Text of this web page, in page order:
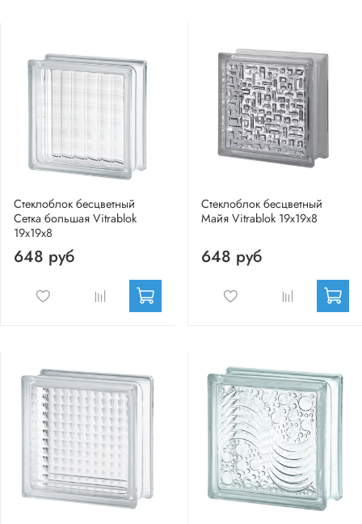
Стеклоблок бесцветный
Сетка большая Vitrablok
19х19х8
648 руб
Стеклоблок бесцветный
Майя Vitrablok 19х19х8
648 руб